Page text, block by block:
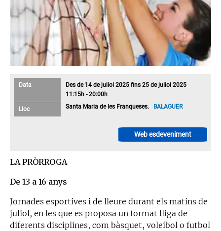
Data
Des de 14 de juliol 2025 fins 25 de juliol 2025
11:15h - 20:00h
Lloc Santa Maria de les Franqueses. BALAGUER
Web esdeveniment
LA PRÒRROGA
De 13 a 16 anys
Jornades esportives i de lleure durant els matins de
juliol, en les que es proposa un format lliga de
diferents disciplines, com bàsquet, voleibol o futbol